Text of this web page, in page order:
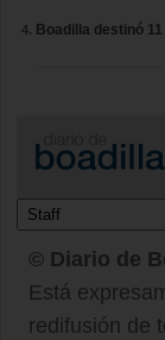
Boadilla destinó
© Diario de
Está
redifusión de